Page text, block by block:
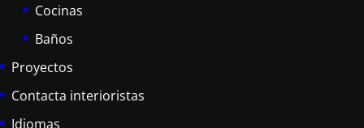
Cocinas
Baños
Proyectos
Contacta interioristas
Idiomas